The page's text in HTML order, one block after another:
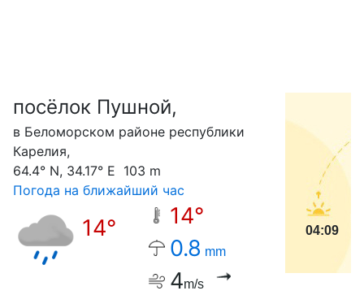
посёлок Пушной,
в Беломорском районе республики
Карелия,
64.4° N, 34.17° E 103 m
Погода на ближайший час
14°
14°
0.8 mm
4m/s
04:09